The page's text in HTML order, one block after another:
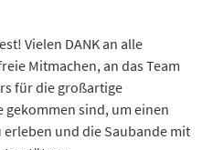
Vielen DANK an alle
Mitmachen, an das Team
für die großartige
sind, um einen
und die Saubande mit